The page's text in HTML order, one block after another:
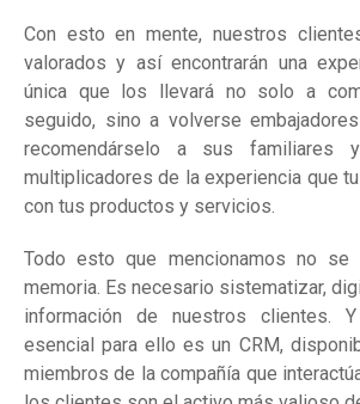
Con esto en mente, nuestros
valorados y así encontrarán una
única que los llevará no solo a
seguido, sino a volverse
recomendárselo a sus familiares
multiplicadores de la experiencia que
con tus productos y servicios.
Todo esto que mencionamos no
memoria. Es necesario sistematizar,
información de nuestros clientes.
esencial para ello es un CRM,
miembros de la compañía que